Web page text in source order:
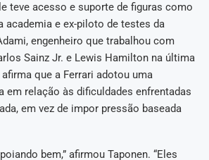
teve acesso e suporte de figuras como
academia e ex-piloto de testes da
engenheiro que trabalhou com
Sainz Jr. e Lewis Hamilton na última
que a Ferrari adotou uma
em relação às dificuldades enfrentadas
em vez de impor pressão baseada
bem,” afirmou Taponen. “Eles